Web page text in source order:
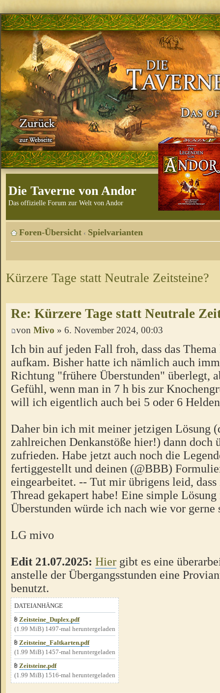
Die Taverne von Andor
Das offizielle Forum zur Welt von Andor
Foren-Übersicht ‹ Spielvarianten
Kürzere Tage statt Neutrale Zeitsteine?
Re: Kürzere Tage statt Neutrale
von Mivo » 6. November 2024, 00:03
Ich bin auf jeden Fall froh, dass das
aufkam. Bisher hatte ich nämlich auch
Richtung "frühere Überstunden" überlegt,
Gefühl, wenn man in 7 h bis zur
will ich eigentlich auch bei 5 oder 6
Daher bin ich mit meiner jetzigen Lösung
zahlreichen Denkanstöße hier!) dann doch
zufrieden. Habe jetzt auch noch die
fertiggestellt und deinen (@BBB)
eingearbeitet. -- Tut mir übrigens leid,
Thread gekapert habe! Eine simple
Überstunden würde ich nach wie vor gerne
LG mivo
Edit 21.07.2025: Hier gibt es eine
anstelle der Übergangsstunden eine
benutzt.
DATEIANHÄNGE
Zeitsteine_Duplex.pdf
(1.99 MiB) 1497-mal heruntergeladen
Zeitsteine_Faltkarten.pdf
(1.99 MiB) 1457-mal heruntergeladen
Zeitsteine.pdf
(1.99 MiB) 1516-mal heruntergeladen